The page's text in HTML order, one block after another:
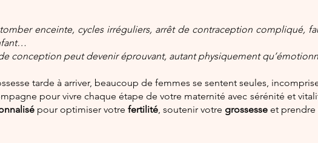
enceinte, cycles irréguliers, arrêt de contraception compliqué,
conception peut devenir éprouvant, autant physiquement
tarde à arriver, beaucoup de femmes se sentent seules,
pour vivre chaque étape de votre maternité avec sérénité et
pour optimiser votre fertilité , soutenir votre grossesse et prendre